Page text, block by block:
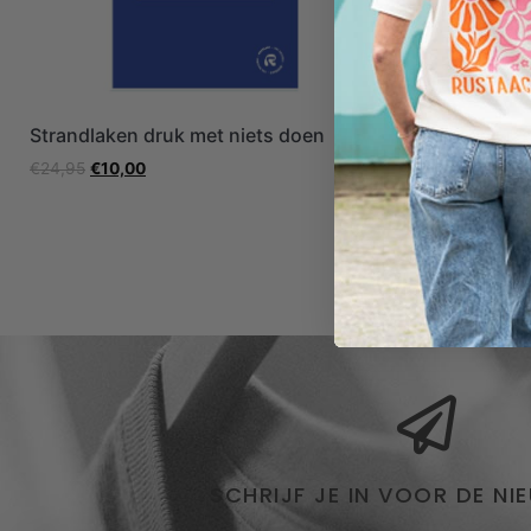
Strandlaken druk met niets doen
€24,95 €10,00
Vroeger T-
24,95 €
SCHRIJF JE IN VOOR DE